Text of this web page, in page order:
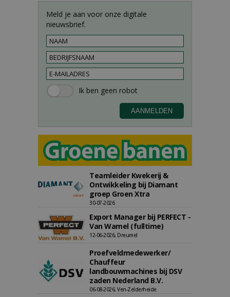
Meld je aan voor onze digitale
nieuwsbrief.
Teamleider Kwekerij &
Ontwikkeling bij Diamant
groep Groen Xtra
30-07-2026
Export Manager bij PERFECT -
Van Wamel (fulltime)
12-06-2026, Dreumel
Proefveldmedewerker/
Chauffeur
landbouwmachines bij DSV
zaden Nederland B.V.
06-08-2026, Ven-Zelderheide